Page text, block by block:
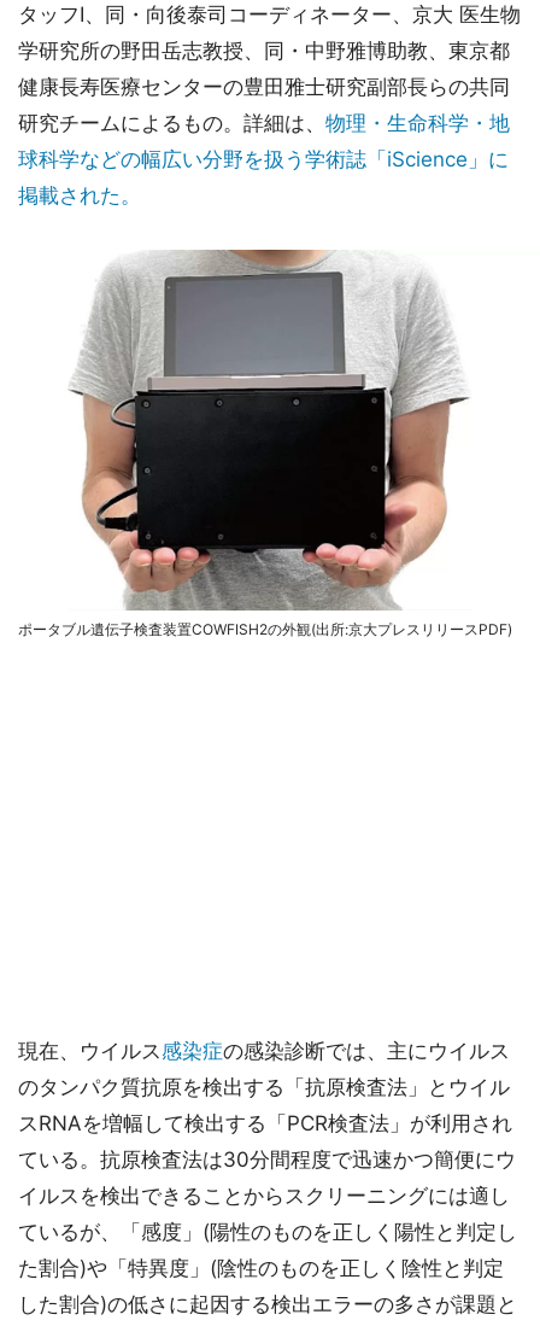
タッフI、同・向後泰司コーディネーター、京大 医生物
学研究所の野田岳志教授、同・中野雅博助教、東京都
健康長寿医療センターの豊田雅士研究副部長らの共同
研究チームによるもの。詳細は、 物理・生命科学・地
球科学などの幅広い分野を扱う学術誌「iScience」に
掲載された。
ポータブル遺伝子検査装置COWFISH2の外観(出所:京大プレスリリースPDF)
現在、ウイルス感染症の感染診断では、主にウイルス
のタンパク質抗原を検出する「抗原検査法」とウイル
スRNAを増幅して検出する「PCR検査法」が利用され
ている。抗原検査法は30分間程度で迅速かつ簡便にウ
イルスを検出できることからスクリーニングには適し
ているが、「感度」(陽性のものを正しく陽性と判定し
た割合)や「特異度」(陰性のものを正しく陰性と判定
した割合)の低さに起因する検出エラーの多さが課題と